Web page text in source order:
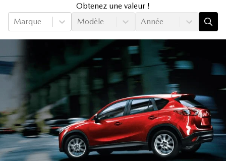
Obtenez une valeur !
Marque
Modèle Année